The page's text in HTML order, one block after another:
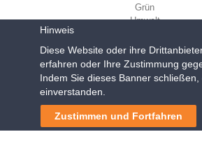
Grün
Umwelt
Hinweis
Diese Website oder ihre
erfahren oder Ihre Zustimmung
Indem Sie dieses Banner
einverstanden.
Zustimmen und Fortfahren